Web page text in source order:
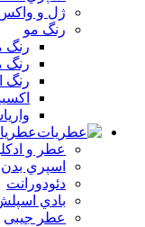
ژل و
رنگ مو
رنگ
رنگ
رنگ
عطر و
اسپري بدن
دئودورانت
بادي
عطر جيبی